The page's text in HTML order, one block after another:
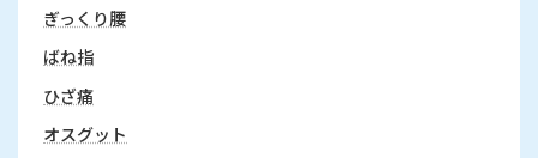
ぎっくり腰
ばね指
ひざ痛
オスグット